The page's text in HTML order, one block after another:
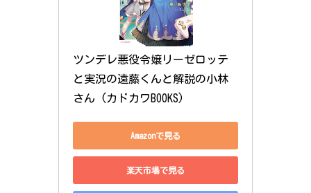
ツンデレ悪役令嬢リーゼロッテ
と実況の遠藤くんと解説の小林
さん (カドカワBOOKS)
Amazonで見る
楽天市場で見る